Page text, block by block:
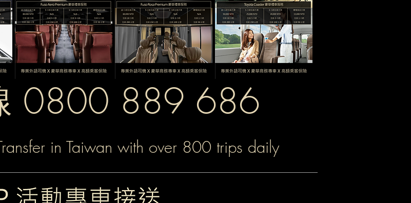
0800 889 686
in Taiwan with over 800 trips daily